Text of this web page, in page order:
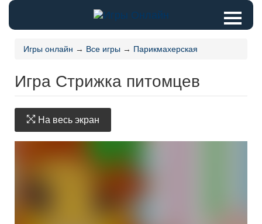
Игры онлайн → Все игры → Парикмахерская
Игра Стрижка питомцев
На весь экран